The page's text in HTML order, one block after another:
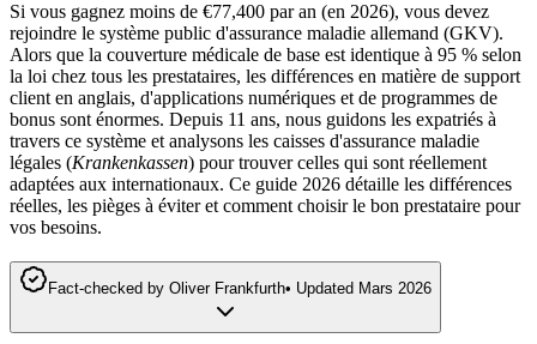
Si vous gagnez moins de €77,400 par an (en 2026), vous devez
rejoindre le système public d'assurance maladie allemand (GKV).
Alors que la couverture médicale de base est identique à 95 % selon
la loi chez tous les prestataires, les différences en matière de support
client en anglais, d'applications numériques et de programmes de
bonus sont énormes. Depuis 11 ans, nous guidons les expatriés à
travers ce système et analysons les caisses d'assurance maladie
légales (Krankenkassen) pour trouver celles qui sont réellement
adaptées aux internationaux. Ce guide 2026 détaille les différences
réelles, les pièges à éviter et comment choisir le bon prestataire pour
vos besoins.
Fact-checked by Oliver Frankfurth• Updated Mars 2026